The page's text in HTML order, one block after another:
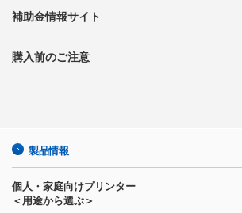
補助金情報サイト
購入前のご注意
製品情報
個人・家庭向けプリンター
＜用途から選ぶ＞